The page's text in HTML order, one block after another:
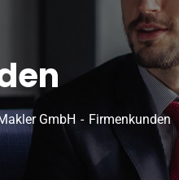
GmbH Firmenkunden